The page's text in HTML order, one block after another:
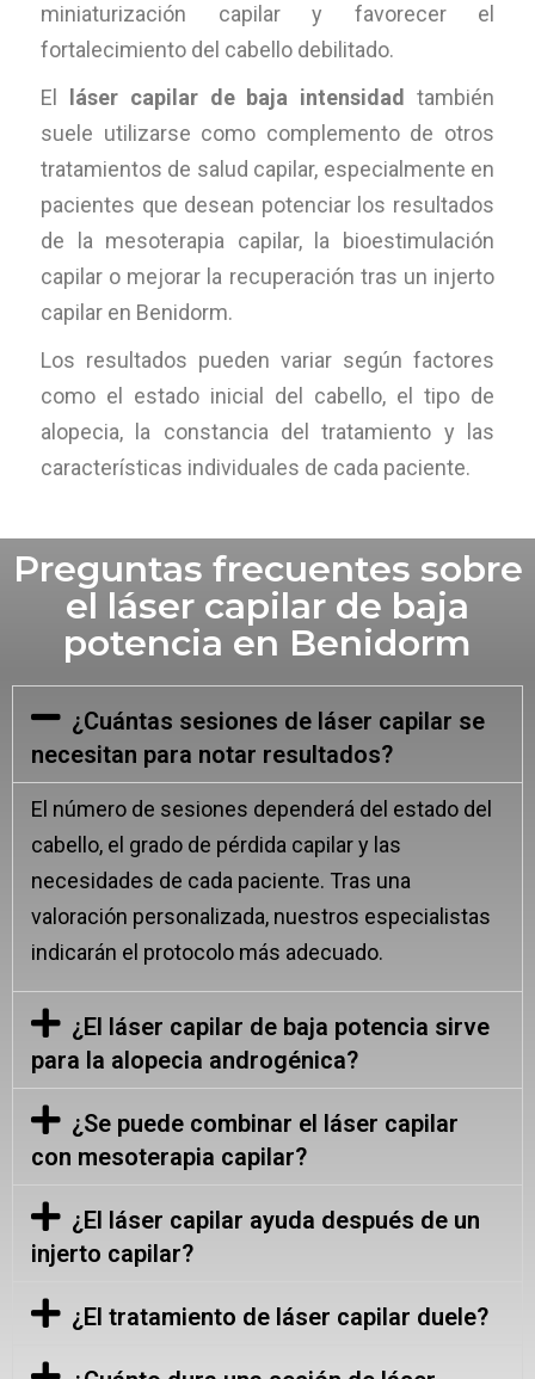
miniaturización capilar y favorecer el
fortalecimiento del cabello debilitado.
El
láser capilar de baja intensidad
también
suele utilizarse como complemento de otros
tratamientos de salud capilar, especialmente en
pacientes que desean potenciar los resultados
de la mesoterapia capilar, la bioestimulación
capilar o mejorar la recuperación tras un injerto
capilar en Benidorm.
Los resultados pueden variar según factores
como el estado inicial del cabello, el tipo de
alopecia, la constancia del tratamiento y las
características individuales de cada paciente.
Preguntas frecuentes sobre
el láser capilar de baja
potencia en Benidorm
¿Cuántas sesiones de láser capilar se
necesitan para notar resultados?
El número de sesiones dependerá del estado del
cabello, el grado de pérdida capilar y las
necesidades de cada paciente. Tras una
valoración personalizada, nuestros especialistas
indicarán el protocolo más adecuado.
¿El láser capilar de baja potencia sirve
para la alopecia androgénica?
¿Se puede combinar el láser capilar
con mesoterapia capilar?
¿El láser capilar ayuda después de un
injerto capilar?
¿El tratamiento de láser capilar duele?